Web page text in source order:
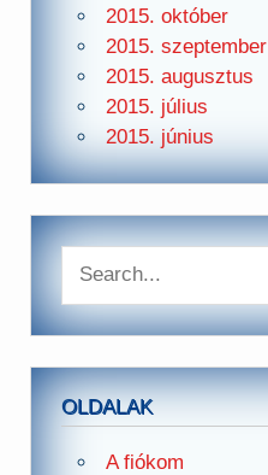
2015. október
2015. szeptember
2015. augusztus
2015. július
2015. június
OLDALAK
A fiókom